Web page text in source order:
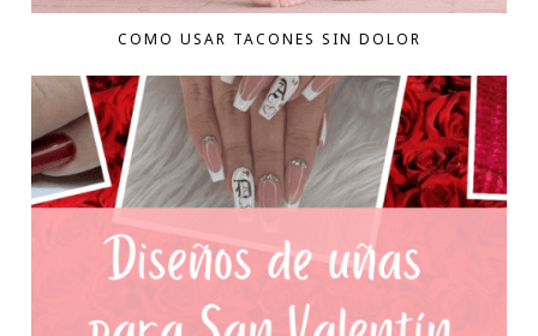
COMO USAR TACONES SIN DOLOR